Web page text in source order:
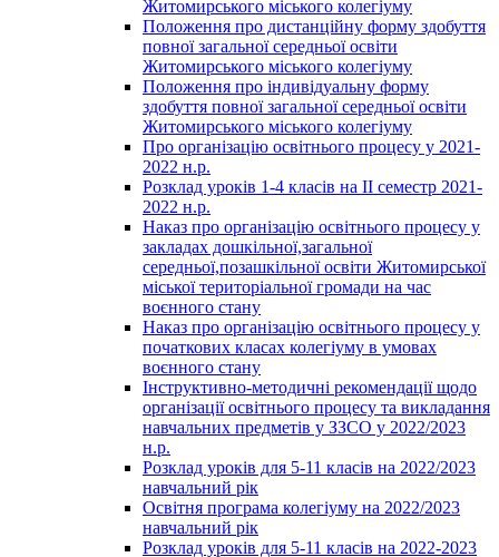
Житомирського міського колегіуму
Положення про дистанційну форму здобуття
повної загальної середньої освіти
Житомирського міського колегіуму
Положення про індивідуальну форму
здобуття повної загальної середньої освіти
Житомирського міського колегіуму
Про організацію освітнього процесу у 2021-
2022 н.р.
Розклад уроків 1-4 класів на ІІ семестр 2021-
2022 н.р.
Наказ про організацію освітнього процесу у
закладах дошкільної,загальної
середньої,позашкільної освіти Житомирської
міської територіальної громади на час
воєнного стану
Наказ про організацію освітнього процесу у
початкових класах колегіуму в умовах
воєнного стану
Інструктивно-методичні рекомендації щодо
організації освітнього процесу та викладання
навчальних предметів у ЗЗСО у 2022/2023
н.р.
Розклад уроків для 5-11 класів на 2022/2023
навчальний рік
Освітня програма колегіуму на 2022/2023
навчальний рік
Розклад уроків для 5-11 класів на 2022-2023